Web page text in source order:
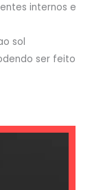
internos e
sol
ser feito